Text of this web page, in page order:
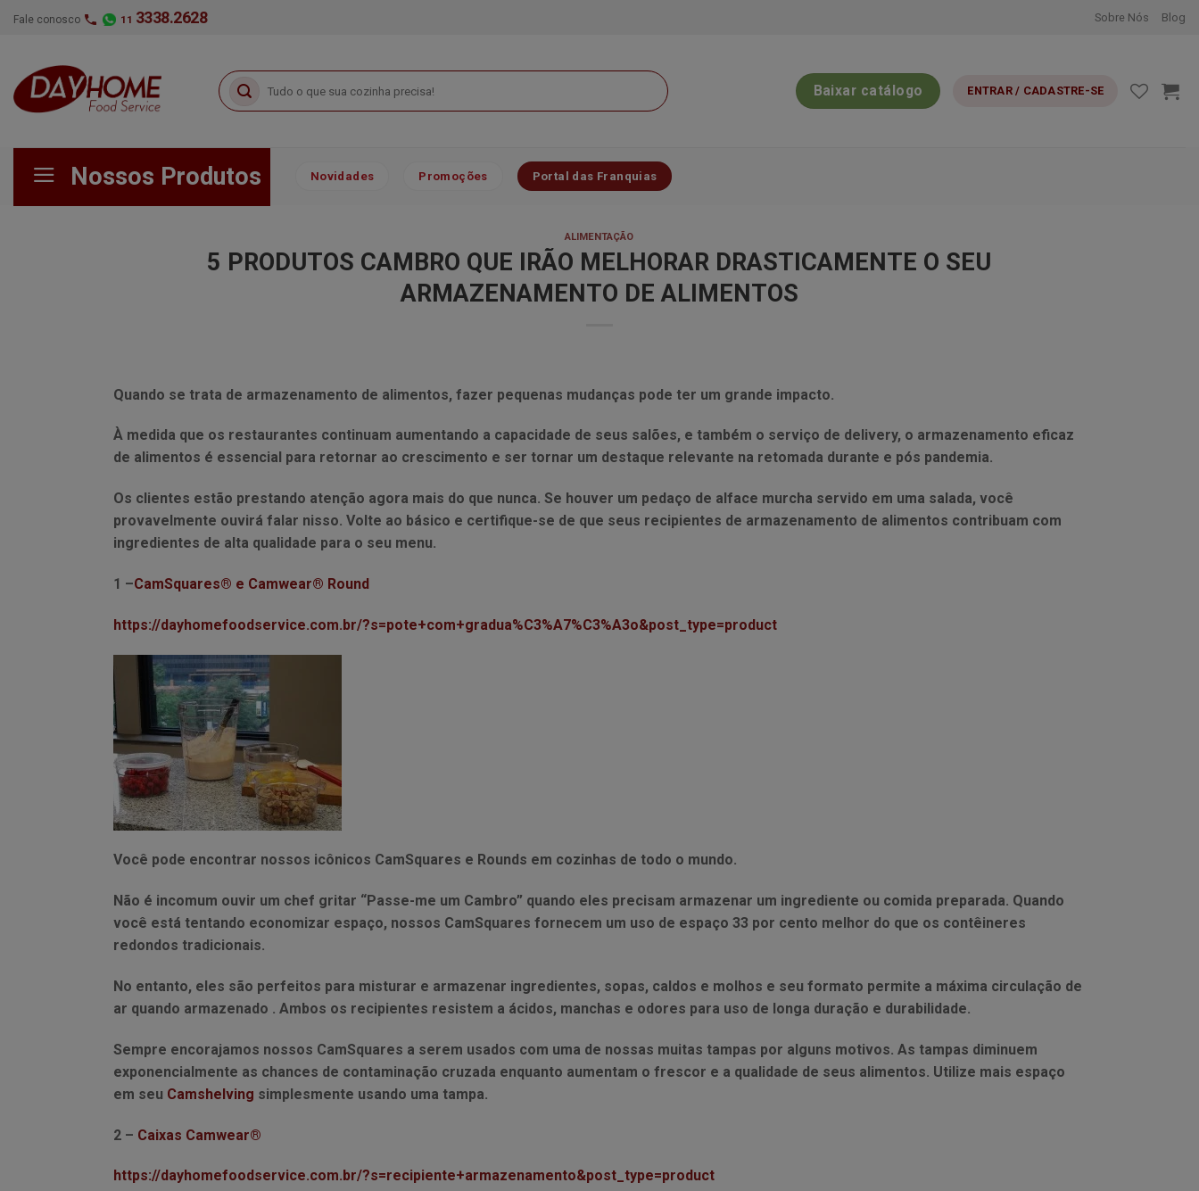
Skip
Fale conosco 11 3338.2628 Sobre Nós Blog
Pesquisar
por:
Baixar catálogo ENTRAR / CADASTRE-SE
Nossos Produtos Novidades Promoções Portal das Franquias
ALIMENTAÇÃO
5 PRODUTOS CAMBRO QUE IRÃO MELHORAR DRASTICAMENTE O SEU
ARMAZENAMENTO DE ALIMENTOS
Quando se trata de armazenamento de alimentos, fazer pequenas mudanças pode ter um grande impacto.
À medida que os restaurantes continuam aumentando a capacidade de seus salões, e também o serviço de delivery, o armazenamento eficaz
de alimentos é essencial para retornar ao crescimento e ser tornar um destaque relevante na retomada durante e pós pandemia.
Os clientes estão prestando atenção agora mais do que nunca. Se houver um pedaço de alface murcha servido em uma salada, você
provavelmente ouvirá falar nisso. Volte ao básico e certifique-se de que seus recipientes de armazenamento de alimentos contribuam com
ingredientes de alta qualidade para o seu menu.
1 –CamSquares® e Camwear® Round
https://dayhomefoodservice.com.br/?s=pote+com+gradua%C3%A7%C3%A3o&post_type=product
Você pode encontrar nossos icônicos CamSquares e Rounds em cozinhas de todo o mundo.
Não é incomum ouvir um chef gritar “Passe-me um Cambro” quando eles precisam armazenar um ingrediente ou comida preparada. Quando
você está tentando economizar espaço, nossos CamSquares fornecem um uso de espaço 33 por cento melhor do que os contêineres
redondos tradicionais.
No entanto, eles são perfeitos para misturar e armazenar ingredientes, sopas, caldos e molhos e seu formato permite a máxima circulação de
ar quando armazenado . Ambos os recipientes resistem a ácidos, manchas e odores para uso de longa duração e durabilidade.
Sempre encorajamos nossos CamSquares a serem usados ​​com uma de nossas muitas tampas por alguns motivos. As tampas diminuem
exponencialmente as chances de contaminação cruzada enquanto aumentam o frescor e a qualidade de seus alimentos. Utilize mais espaço
em seu Camshelving simplesmente usando uma tampa.
2 – Caixas Camwear®
https://dayhomefoodservice.com.br/?s=recipiente+armazenamento&post_type=product